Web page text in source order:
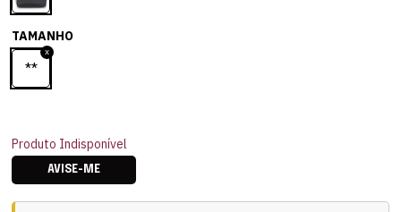
TAMANHO
**
Produto Indisponível
AVISE-ME